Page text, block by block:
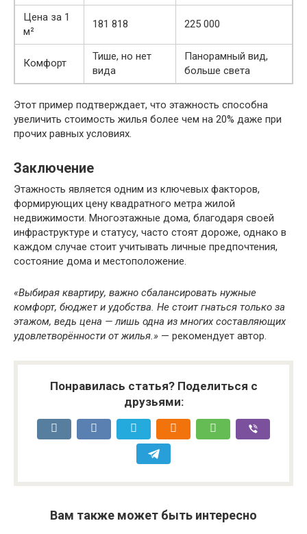
Цена за 1
м²
181 818 225 000
Комфорт
Тише, но нет
вида
Панорамный вид,
больше света
Этот пример подтверждает, что этажность способна
увеличить стоимость жилья более чем на 20% даже при
прочих равных условиях.
Заключение
Этажность является одним из ключевых факторов,
формирующих цену квадратного метра жилой
недвижимости. Многоэтажные дома, благодаря своей
инфраструктуре и статусу, часто стоят дороже, однако в
каждом случае стоит учитывать личные предпочтения,
состояние дома и местоположение.
«Выбирая квартиру, важно сбалансировать нужные
комфорт, бюджет и удобства. Не стоит гнаться только за
этажом, ведь цена — лишь одна из многих составляющих
удовлетворённости от жилья.» — рекомендует автор.
Понравилась статья? Поделиться с
друзьями:
Вам также может быть интересно